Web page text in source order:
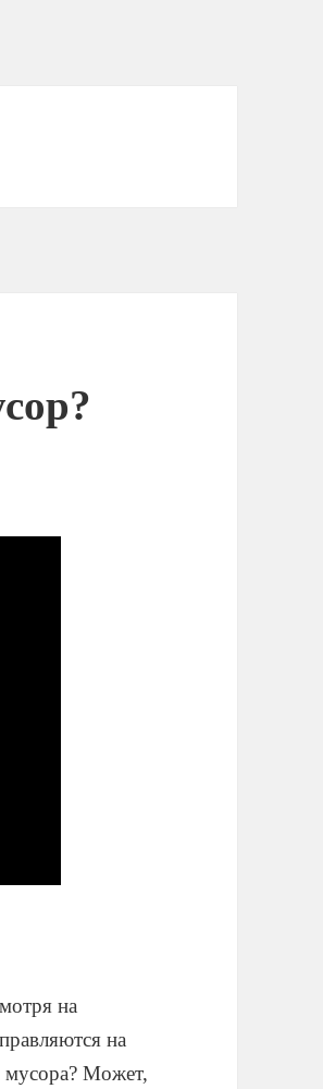
на
на
мусора? Может,